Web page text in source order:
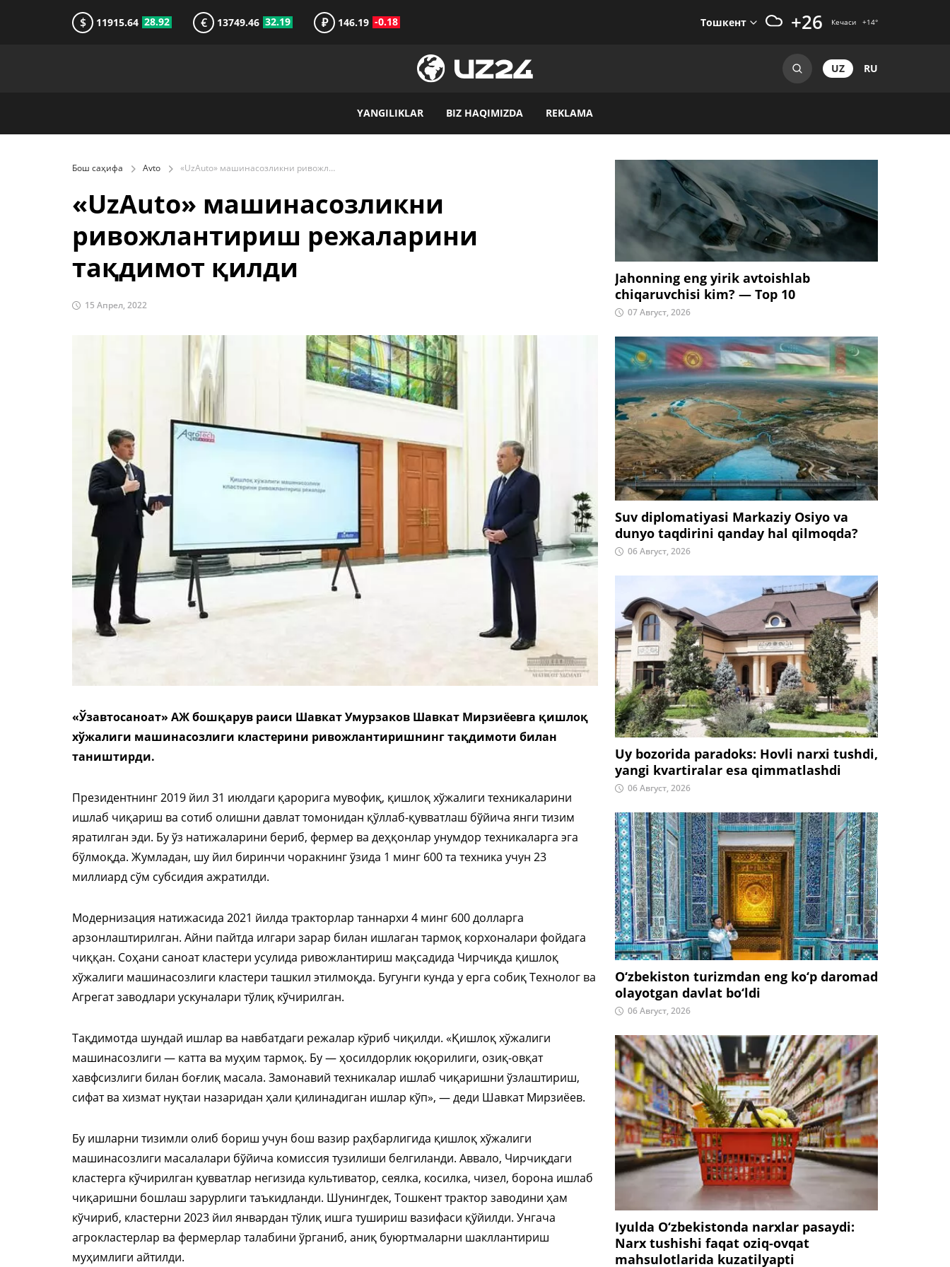
$ 11915.64 28.92 € 13749.46 32.19 ₽ 146.19 -0.18 Тошкент +26 Кечаси +14°
UZ RU
YANGILIKLAR BIZ HAQIMIZDA REKLAMA
Бош саҳифа Avto «UzAuto» машинасозликни ривожлантириш режаларини тақдимот қилди
«UzAuto» машинасозликни
ривожлантириш режаларини
тақдимот қилди
15 Апрел, 2022
«Ўзавтосаноат» АЖ бошқарув раиси Шавкат Умурзаков Шавкат Мирзиёевга қишлоқ
хўжалиги машинасозлиги кластерини ривожлантиришнинг тақдимоти билан
таништирди.
Президентнинг 2019 йил 31 июлдаги қарорига мувофиқ, қишлоқ хўжалиги техникаларини
ишлаб чиқариш ва сотиб олишни давлат томонидан қўллаб-қувватлаш бўйича янги тизим
яратилган эди. Бу ўз натижаларини бериб, фермер ва деҳқонлар унумдор техникаларга эга
бўлмоқда. Жумладан, шу йил биринчи чоракнинг ўзида 1 минг 600 та техника учун 23
миллиард сўм субсидия ажратилди.
Модернизация натижасида 2021 йилда тракторлар таннархи 4 минг 600 долларга
арзонлаштирилган. Айни пайтда илгари зарар билан ишлаган тармоқ корхоналари фойдага
чиққан. Соҳани саноат кластери усулида ривожлантириш мақсадида Чирчиқда қишлоқ
хўжалиги машинасозлиги кластери ташкил этилмоқда. Бугунги кунда у ерга собиқ Технолог ва
Агрегат заводлари ускуналари тўлиқ кўчирилган.
Тақдимотда шундай ишлар ва навбатдаги режалар кўриб чиқилди. «Қишлоқ хўжалиги
машинасозлиги — катта ва муҳим тармоқ. Бу — ҳосилдорлик юқорилиги, озиқ-овқат
хавфсизлиги билан боғлиқ масала. Замонавий техникалар ишлаб чиқаришни ўзлаштириш,
сифат ва хизмат нуқтаи назаридан ҳали қилинадиган ишлар кўп», — деди Шавкат Мирзиёев.
Бу ишларни тизимли олиб бориш учун бош вазир раҳбарлигида қишлоқ хўжалиги
машинасозлиги масалалари бўйича комиссия тузилиши белгиланди. Аввало, Чирчиқдаги
кластерга кўчирилган қувватлар негизида культиватор, сеялка, косилка, чизел, борона ишлаб
чиқаришни бошлаш зарурлиги таъкидланди. Шунингдек, Тошкент трактор заводини ҳам
кўчириб, кластерни 2023 йил январдан тўлиқ ишга тушириш вазифаси қўйилди. Унгача
агрокластерлар ва фермерлар талабини ўрганиб, аниқ буюртмаларни шакллантириш
муҳимлиги айтилди.
Jahonning eng yirik avtoishlab
chiqaruvchisi kim? — Top 10
07 Август, 2026
Suv diplomatiyasi Markaziy Osiyo va
dunyo taqdirini qanday hal qilmoqda?
06 Август, 2026
Uy bozorida paradoks: Hovli narxi tushdi,
yangi kvartiralar esa qimmatlashdi
06 Август, 2026
O‘zbekiston turizmdan eng ko‘p daromad
olayotgan davlat bo‘ldi
06 Август, 2026
Iyulda O‘zbekistonda narxlar pasaydi:
Narx tushishi faqat oziq-ovqat
mahsulotlarida kuzatilyapti